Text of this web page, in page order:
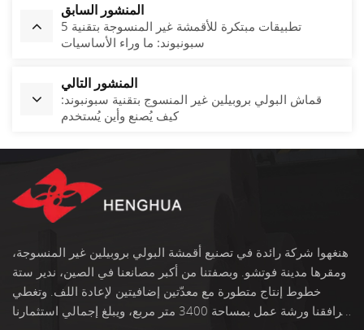
المنشور السابق
5 تطبيقات مبتكرة للأقمشة غير المنسوجة بتقنية
سبونبوند: ما وراء الأساسيات
المنشور التالي
قماش البولي بروبيلين غير المنسوج بتقنية سبونبوند:
كيف يُصنع وأين يُستخدم
هنغهوا شركة رائدة في تصنيع أقمشة البولي بروبيلين غير المنسوجة،
ومقرها مدينة فوتشو. وبصفتنا من أكبر مصانعنا في الصين، ندير ستة
خطوط إنتاج متطورة مع معدّتين إضافيتين لإعادة اللف. وتغطي
مرافقنا ورشة عمل بمساحة 3400 متر مربع، ويبلغ إجمالي استثمارنا